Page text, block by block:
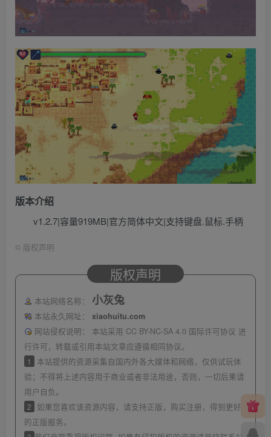
版本介绍
v1.2.7|容量919MB|官方简体中文|支持键盘.鼠标.手柄
© 版权声明
版权声明
本站网络名称： 小灰兔
本站永久网址：
xiaohuitu.com
网站侵权说明：
本站采用 CC BY-NC-SA 4.0 国际许可协议 进
行许可，转载或引用本站文章应遵循相同协议。
1
本站提供的资源采集自国内外各大媒体和网络，仅供试玩体
验；不得将上述内容用于商业或者非法用途，否则，一切后果请
用户自负。
2
如果您喜欢该资源内容，请支持正版，购买注册，得到更好
的正版服务。